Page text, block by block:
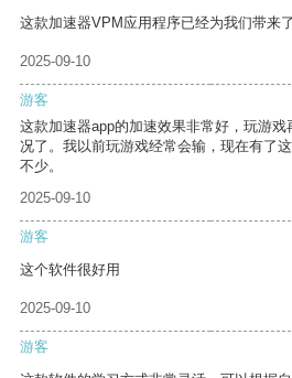
这款加速器VPM应用程序已经为我们带来
2025-09-10
游客
这款加速器app的加速效果非常好，玩游
况了。我以前玩游戏经常会输，现在有了
不少。
2025-09-10
游客
这个软件很好用
2025-09-10
游客